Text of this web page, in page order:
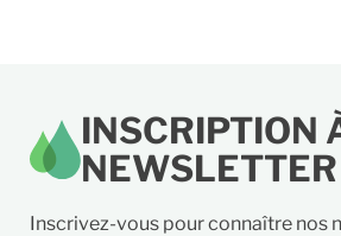
INSCRIPTION
NEWSLETTER
Inscrivez-vous pour connaître nos